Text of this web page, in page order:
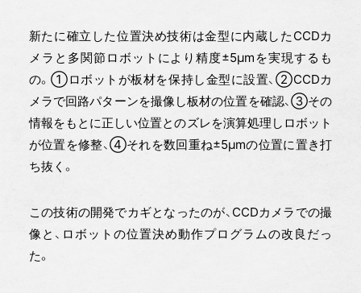
新たに確立した位置決め技術は金型に内蔵したCCDカ
メラと多関節ロボットにより精度±5μmを実現するも
の。①ロボットが板材を保持し金型に設置、②CCDカ
メラで回路パターンを撮像し板材の位置を確認、③その
情報をもとに正しい位置とのズレを演算処理しロボット
が位置を修整、④それを数回重ね±5μmの位置に置き打
ち抜く。
この技術の開発でカギとなったのが、CCDカメラでの撮
像と、ロボットの位置決め動作プログラムの改良だっ
た。